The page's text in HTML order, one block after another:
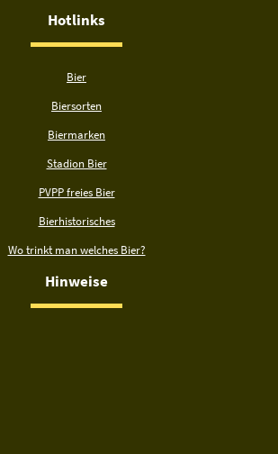
Hotlinks
Bier
Biersorten
Biermarken
Stadion Bier
PVPP freies Bier
Bierhistorisches
Wo trinkt man welches Bier?
Hinweise